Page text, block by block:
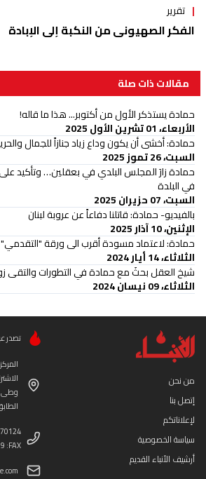
تقرير
الفكر الصهيوني من النكبة إلى الإبادة
مقالات ذات صلة
حمادة يستذكر الأول من أكتوبر... هذا ما قاله!
الأربعاء، 01 تشرين الأول 2025
حمادة: أخشى أن يكون وداع زياد جنازاً للجمال
السبت، 26 تموز 2025
حمادة زارَ المجلس البلدي في بعقلين… وتأكيد على
في البلدة
السبت، 07 حزيران 2025
بالفيديو- حمادة: قاتلنا دفاعاً عن عروبة لبنان
الإثنين، 10 آذار 2025
حمادة: لاعتماد مسودة أقرب الى ورقة
الثلاثاء، 14 أيار 2024
شيخ العقل بحثَ مع حمادة في التطورات والتقى
الثلاثاء، 09 نيسان 2024
من نحن
إتصل بنا
لإعلاناتكم
سياسة الخصوصية
أرشيف الأنباء القديم
تصدر
وطى
:FAX